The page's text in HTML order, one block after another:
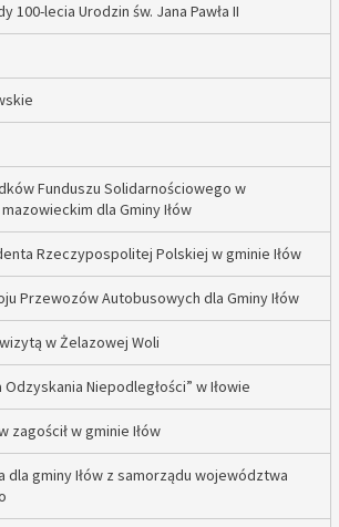
100-lecia Urodzin św. Jana Pawła II
Funduszu Solidarnościowego w
dla Gminy Iłów
Rzeczypospolitej Polskiej w gminie Iłów
Przewozów Autobusowych dla Gminy Iłów
w Żelazowej Woli
Odzyskania Niepodległości” w Iłowie
zagościł w gminie Iłów
dla gminy Iłów z samorządu województwa